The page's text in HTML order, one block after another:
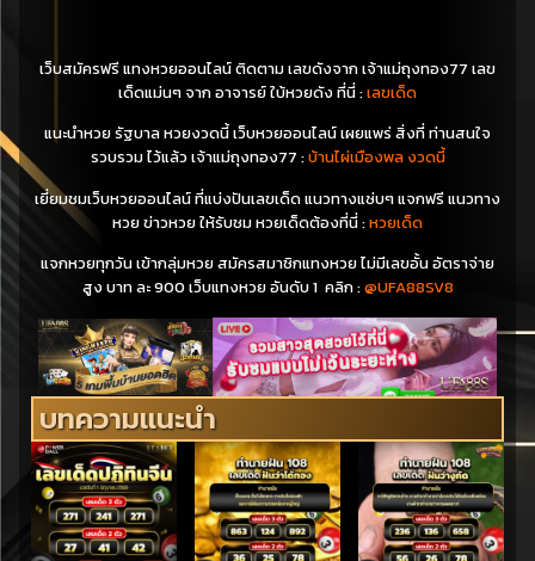
เว็บสมัครฟรี แทงหวยออนไลน์ ติดตาม เลขดังจาก เจ้าแม่ถุงทอง77 เลข
เด็ดแม่นๆ จาก อาจารย์ ใบ้หวยดัง ที่นี่ :เลขเด็ด
แนะนำหวย รัฐบาล หวยงวดนี้ เว็บหวยออนไลน์ เผยแพร่ สิ่งที่ ท่านสนใจ
รวบรวม ไว้แล้ว เจ้าแม่ถุงทอง77 :บ้านไผ่เมืองพล งวดนี้
เยี่ยมชมเว็บหวยออนไลน์ ที่แบ่งปันเลขเด็ด แนวทางแซ่บๆ แจกฟรี แนวทาง
หวย ข่าวหวย ให้รับชม หวยเด็ดต้องที่นี่ :หวยเด็ด
แจกหวยทุกวัน เข้ากลุ่มหวย สมัครสมาชิกแทงหวย ไม่มีเลขอั้น อัตราจ่าย
สูง บาท ละ 900 เว็บแทงหวย อันดับ 1 คลิก :@UFA88SV8
บทความแนะนำ